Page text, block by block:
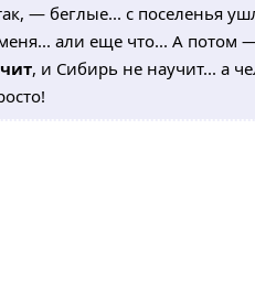
— беглые... с поселенья
али еще что... А потом
, и Сибирь не научит... а